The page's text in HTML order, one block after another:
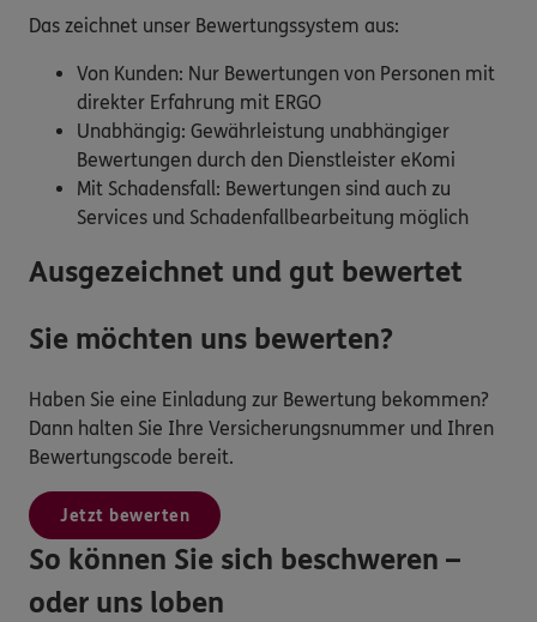
Das zeichnet unser Bewertungssystem aus:
Von Kunden: Nur Bewertungen von Personen mit
direkter Erfahrung mit ERGO
Unabhängig: Gewährleistung unabhängiger
Bewertungen durch den Dienstleister eKomi
Mit Schadensfall: Bewertungen sind auch zu
Services und Schadenfallbearbeitung möglich
Ausgezeichnet und gut bewertet
Sie möchten uns bewerten?
Haben Sie eine Einladung zur Bewertung bekommen?
Dann halten Sie Ihre Versicherungsnummer und Ihren
Bewertungscode bereit.
Jetzt bewerten
So können Sie sich beschweren –
oder uns loben